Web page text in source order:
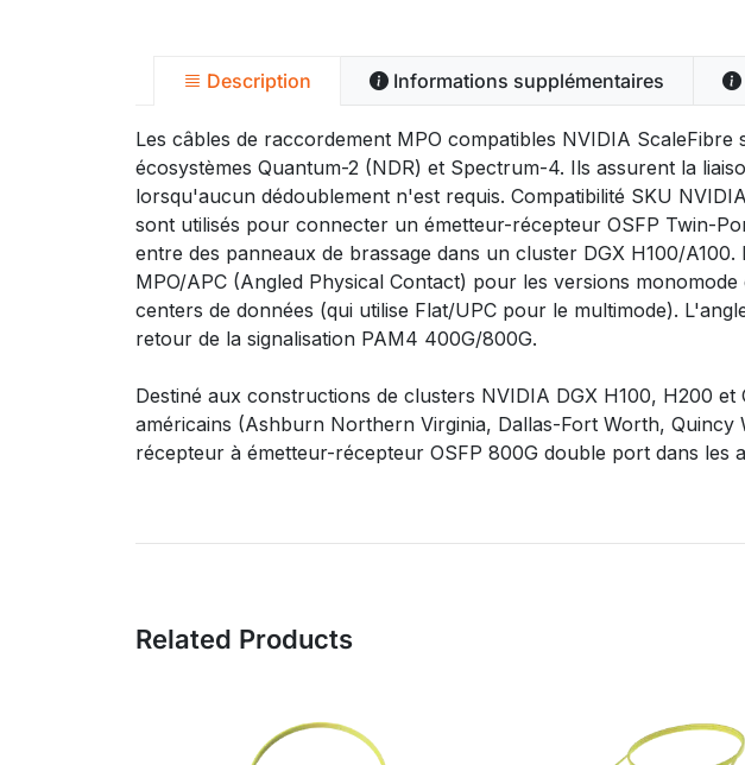
Description Informations supplémentaires
Les câbles de raccordement MPO compatibles NVIDIA
écosystèmes Quantum-2 (NDR) et Spectrum-4. Ils assurent la
lorsqu'aucun dédoublement n'est requis. Compatibilité SKU
sont utilisés pour connecter un émetteur-récepteur OSFP Twin-
entre des panneaux de brassage dans un cluster DGX H100/
MPO/APC (Angled Physical Contact) pour les versions
centers de données (qui utilise Flat/UPC pour le multimode).
retour de la signalisation PAM4 400G/800G.
Destiné aux constructions de clusters NVIDIA DGX H100, H200
américains (Ashburn Northern Virginia, Dallas-Fort Worth, Quincy
récepteur à émetteur-récepteur OSFP 800G double port dans les
Related Products